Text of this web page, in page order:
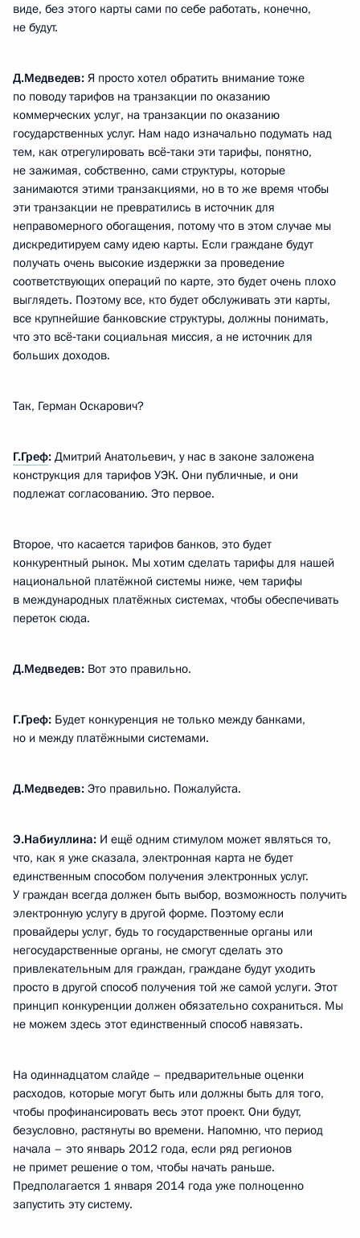
виде, без этого карты сами по себе работать, конечно,
не будут.
Д.Медведев: Я просто хотел обратить внимание тоже
по поводу тарифов на транзакции по оказанию
коммерческих услуг, на транзакции по оказанию
государственных услуг. Нам надо изначально подумать над
тем, как отрегулировать всё‑таки эти тарифы, понятно,
не зажимая, собственно, сами структуры, которые
занимаются этими транзакциями, но в то же время чтобы
эти транзакции не превратились в источник для
неправомерного обогащения, потому что в этом случае мы
дискредитируем саму идею карты. Если граждане будут
получать очень высокие издержки за проведение
соответствующих операций по карте, это будет очень плохо
выглядеть. Поэтому все, кто будет обслуживать эти карты,
все крупнейшие банковские структуры, должны понимать,
что это всё‑таки социальная миссия, а не источник для
больших доходов.
Так, Герман Оскарович?
Г.Греф: Дмитрий Анатольевич, у нас в законе заложена
конструкция для тарифов УЭК. Они публичные, и они
подлежат согласованию. Это первое.
Второе, что касается тарифов банков, это будет
конкурентный рынок. Мы хотим сделать тарифы для нашей
национальной платёжной системы ниже, чем тарифы
в международных платёжных системах, чтобы обеспечивать
переток сюда.
Д.Медведев: Вот это правильно.
Г.Греф: Будет конкуренция не только между банками,
но и между платёжными системами.
Д.Медведев: Это правильно. Пожалуйста.
Э.Набиуллина: И ещё одним стимулом может являться то,
что, как я уже сказала, электронная карта не будет
единственным способом получения электронных услуг.
У граждан всегда должен быть выбор, возможность получить
электронную услугу в другой форме. Поэтому если
провайдеры услуг, будь то государственные органы или
негосударственные органы, не смогут сделать это
привлекательным для граждан, граждане будут уходить
просто в другой способ получения той же самой услуги. Этот
принцип конкуренции должен обязательно сохраниться. Мы
не можем здесь этот единственный способ навязать.
На одиннадцатом слайде – предварительные оценки
расходов, которые могут быть или должны быть для того,
чтобы профинансировать весь этот проект. Они будут,
безусловно, растянуты во времени. Напомню, что период
начала – это январь 2012 года, если ряд регионов
не примет решение о том, чтобы начать раньше.
Предполагается 1 января 2014 года уже полноценно
запустить эту систему.